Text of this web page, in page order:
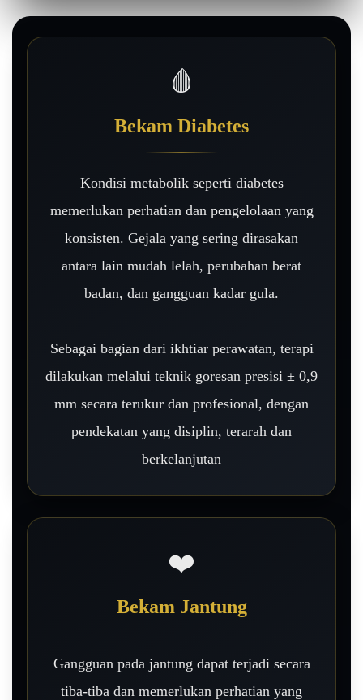
🩸
Bekam Diabetes
Kondisi metabolik seperti diabetes
memerlukan perhatian dan pengelolaan yang
konsisten. Gejala yang sering dirasakan
antara lain mudah lelah, perubahan berat
badan, dan gangguan kadar gula.
Sebagai bagian dari ikhtiar perawatan, terapi
dilakukan melalui teknik goresan presisi ± 0,9
mm secara terukur dan profesional, dengan
pendekatan yang disiplin, terarah dan
berkelanjutan
❤️
Bekam Jantung
Gangguan pada jantung dapat terjadi secara
tiba-tiba dan memerlukan perhatian yang